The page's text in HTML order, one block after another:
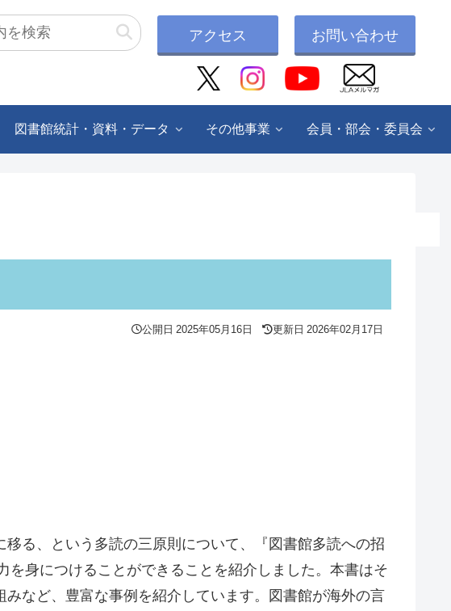
アクセス お問い合わせ
図書館統計・資料・データ その他事業 会員・部会・委員会
公開日 2025年05月16日 更新日 2026年02月17日
る、という多読の三原則について、『図書館多読への招
身につけることができることを紹介しました。本書はそ
など、豊富な事例を紹介しています。図書館が海外の言